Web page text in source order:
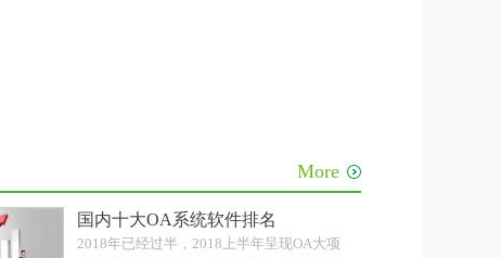
More
国内十大OA系统软件排名
2018年已经过半，2018上半年呈现OA大项